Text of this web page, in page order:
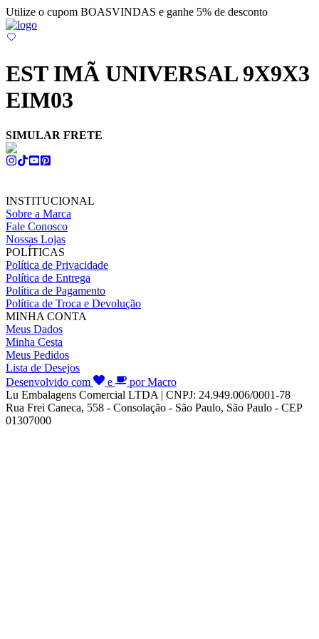
Utilize o cupom BOASVINDAS e ganhe 5% de desconto
EST IMÃ UNIVERSAL 9X9X3
EIM03
SIMULAR FRETE
INSTITUCIONAL
Sobre a Marca
Fale Conosco
Nossas Lojas
POLÍTICAS
Política de Privacidade
Política de Entrega
Política de Pagamento
Política de Troca e Devolução
MINHA CONTA
Meus Dados
Minha Cesta
Meus Pedidos
Lista de Desejos
Desenvolvido com
e
por Macro
Lu Embalagens Comercial LTDA | CNPJ: 24.949.006/0001-78
Rua Frei Caneca, 558 - Consolação - São Paulo, São Paulo - CEP
01307000